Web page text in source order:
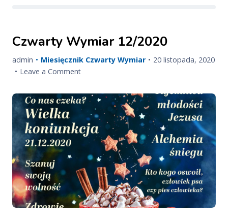
Czwarty Wymiar 12/2020
admin Miesięcznik Czwarty Wymiar
Published
20 listopada, 2020
Leave a Commenton
Wymiar
12/2020